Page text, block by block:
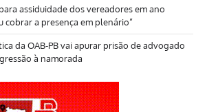
assiduidade dos vereadores em ano
cobrar a presença em plenário”
da OAB-PB vai apurar prisão de advogado
à namorada